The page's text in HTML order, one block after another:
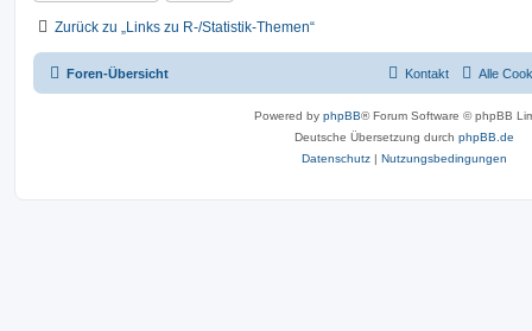
Zurück zu „Links zu R-/Statistik-Themen“
Foren-Übersicht Alle
Kontakt
Powered by phpBB® Forum Software © phpBB
Deutsche Übersetzung durch phpBB.de
Datenschutz | Nutzungsbedingungen